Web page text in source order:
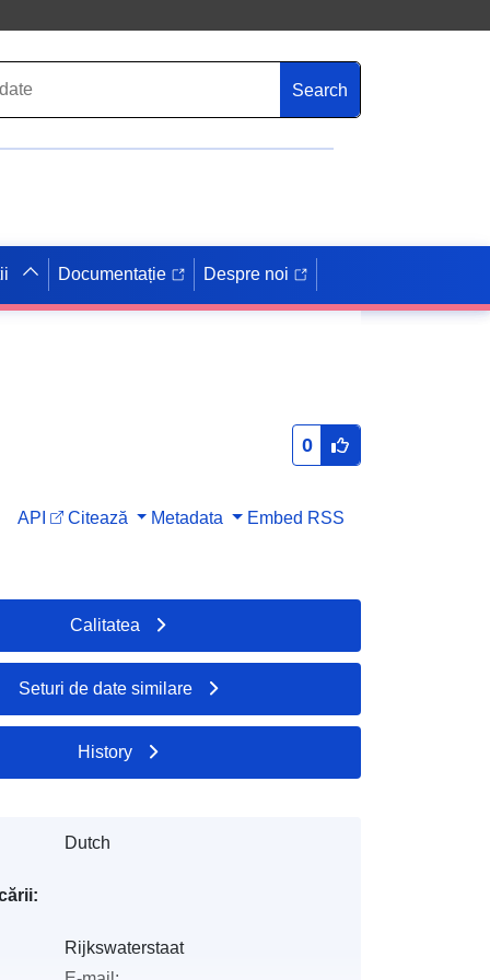
Search
Documentație Despre noi
0
API Citează Metadata Embed RSS
Calitatea
Seturi de date similare
History
Dutch
Rijkswaterstaat